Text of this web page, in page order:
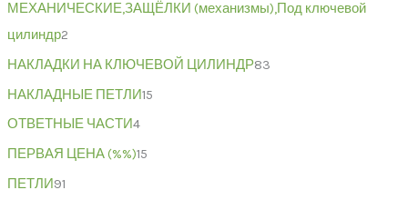
МЕХАНИЧЕСКИЕ,ЗАЩЁЛКИ (механизмы),Под ключевой
цилиндр2
НАКЛАДКИ НА КЛЮЧЕВОЙ ЦИЛИНДР83
НАКЛАДНЫЕ ПЕТЛИ15
ОТВЕТНЫЕ ЧАСТИ4
ПЕРВАЯ ЦЕНА (%%)15
ПЕТЛИ91